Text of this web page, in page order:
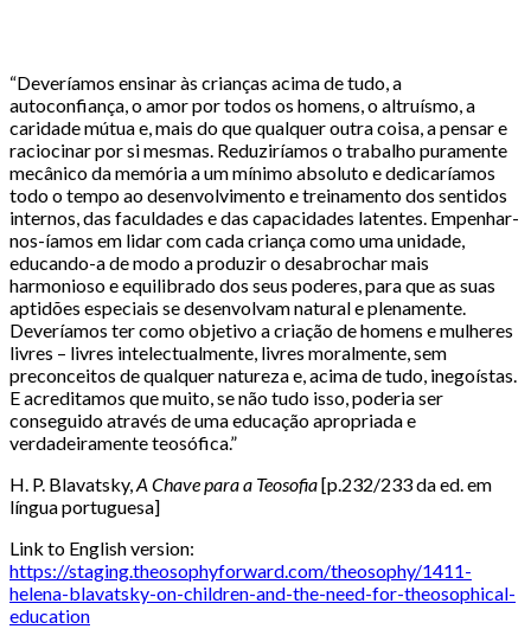
“Deveríamos ensinar às crianças acima de tudo, a
autoconfiança, o amor por todos os homens, o altruísmo, a
caridade mútua e, mais do que qualquer outra coisa, a pensar e
raciocinar por si mesmas. Reduziríamos o trabalho puramente
mecânico da memória a um mínimo absoluto e dedicaríamos
todo o tempo ao desenvolvimento e treinamento dos sentidos
internos, das faculdades e das capacidades latentes. Empenhar-
nos-íamos em lidar com cada criança como uma unidade,
educando-a de modo a produzir o desabrochar mais
harmonioso e equilibrado dos seus poderes, para que as suas
aptidões especiais se desenvolvam natural e plenamente.
Deveríamos ter como objetivo a criação de homens e mulheres
livres – livres intelectualmente, livres moralmente, sem
preconceitos de qualquer natureza e, acima de tudo, inegoístas.
E acreditamos que muito, se não tudo isso, poderia ser
conseguido através de uma educação apropriada e
verdadeiramente teosófica.”
H. P. Blavatsky,A Chave para a Teosofia[p.232/233 da ed. em
língua portuguesa]
Link to English version:
https://staging.theosophyforward.com/theosophy/1411-
helena-blavatsky-on-children-and-the-need-for-theosophical-
education